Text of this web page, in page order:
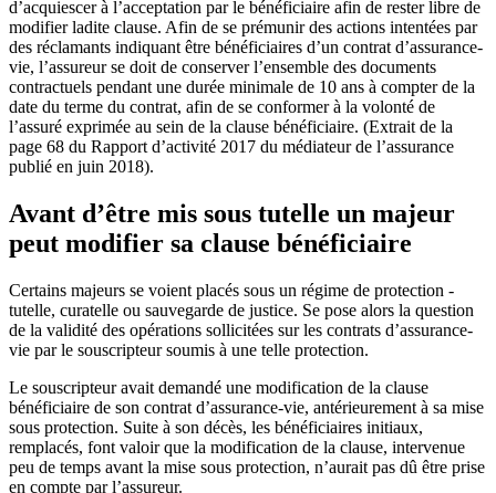
d’acquiescer à l’acceptation par le bénéficiaire afin de rester libre de
modifier ladite clause. Afin de se prémunir des actions intentées par
des réclamants indiquant être bénéficiaires d’un contrat d’assurance-
vie, l’assureur se doit de conserver l’ensemble des documents
contractuels pendant une durée minimale de 10 ans à compter de la
date du terme du contrat, afin de se conformer à la volonté de
l’assuré exprimée au sein de la clause bénéficiaire. (Extrait de la
page 68 du Rapport d’activité 2017 du médiateur de l’assurance
publié en juin 2018).
Avant d’être mis sous tutelle un majeur
peut modifier sa clause bénéficiaire
Certains majeurs se voient placés sous un régime de protection -
tutelle, curatelle ou sauvegarde de justice. Se pose alors la question
de la validité des opérations sollicitées sur les contrats d’assurance-
vie par le souscripteur soumis à une telle protection.
Le souscripteur avait demandé une modification de la clause
bénéficiaire de son contrat d’assurance-vie, antérieurement à sa mise
sous protection. Suite à son décès, les bénéficiaires initiaux,
remplacés, font valoir que la modification de la clause, intervenue
peu de temps avant la mise sous protection, n’aurait pas dû être prise
en compte par l’assureur.